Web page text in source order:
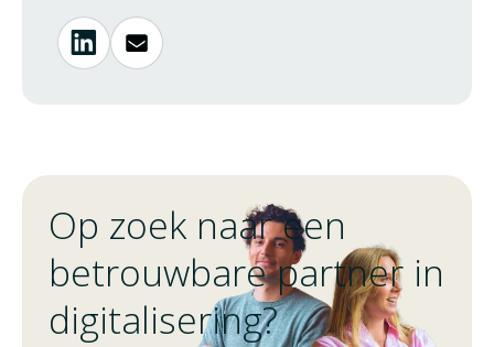
Op zoek naar een
betrouwbare partner in
digitalisering?